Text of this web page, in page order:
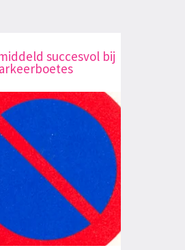
succesvol bij